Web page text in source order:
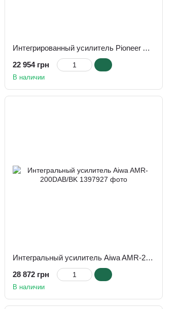
Интегрированный усилитель Pioneer A-40 AE Silver
22 954 грн
В наличии
Интегральный усилитель Aiwa AMR-200DAB/BK
28 872 грн
В наличии